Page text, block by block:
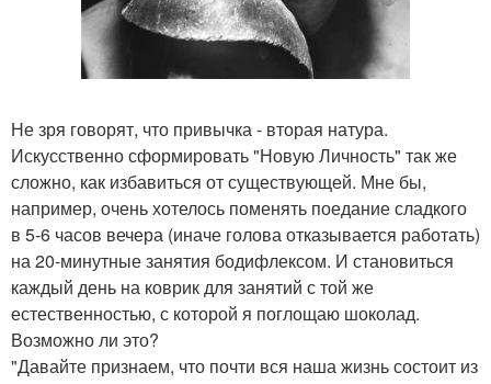
Не зря говорят, что привычка - вторая натура.
Искусственно сформировать "Новую Личность" так же
сложно, как избавиться от существующей. Мне бы,
например, очень хотелось поменять поедание сладкого
в 5-6 часов вечера (иначе голова отказывается работать)
на 20-минутные занятия бодифлексом. И становиться
каждый день на коврик для занятий с той же
естественностью, с которой я поглощаю шоколад.
Возможно ли это?
"Давайте признаем, что почти вся наша жизнь состоит из